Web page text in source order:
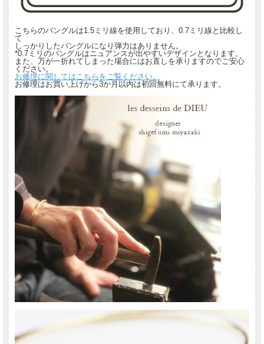
こちらのバングルは1.5ミリ線を使用しており、0.7ミリ線と比較し
て
しっかりしたバングルになり弾力はありません。
*0.7ミリのバングルはニュアンスが出やすいデザインとなります。
また、万が一折れてしまった場合にはお直しを承りますのでご安心
ください。
お修理に関してはこちらをご覧ください。
お修理はお買い上げから3か月以内は初回無料にて承ります。